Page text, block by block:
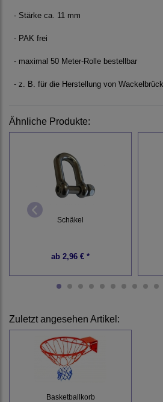
- Stärke ca. 11 mm
- PAK frei
- maximal 50 Meter-Rolle bestellbar
- z. B. für die Herstellung von
Ähnliche Produkte:
Schäkel
ab 2,96 € *
Zuletzt angesehen Artikel:
Basketballkorb